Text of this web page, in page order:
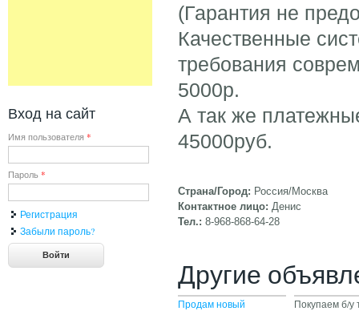
(Гарантия не
Качественные
требования
5000р.
А так же
45000руб.
Страна/Город: Россия/Москва
Контактное лицо: Денис
Тел.: 8-968-868-64-28
Другие
Продам новый
Покупаем б/у
Вход на сайт
Имя пользователя *
Пароль *
Регистрация
Забыли пароль?